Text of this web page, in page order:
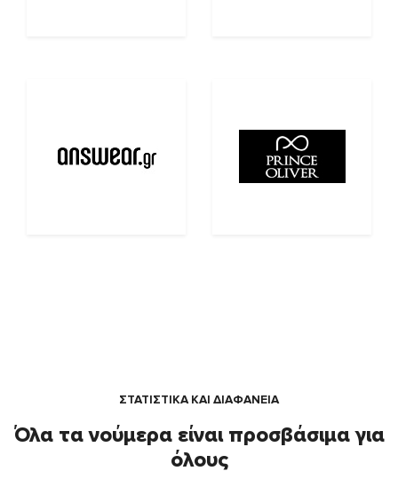
ΣΤΑΤΙΣΤΙΚΑ ΚΑΙ ΔΙΑΦΑΝΕΙΑ
Όλα τα νούμερα είναι προσβάσιμα για
όλους